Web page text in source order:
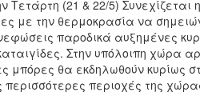
Τετάρτη (21 & 22/5)
με την θερμοκρασία να
παροδικά αυξημένες
Στην υπόλοιπη χώρα
μπόρες θα εκδηλωθούν κυρίως
περισσότερες περιοχές της